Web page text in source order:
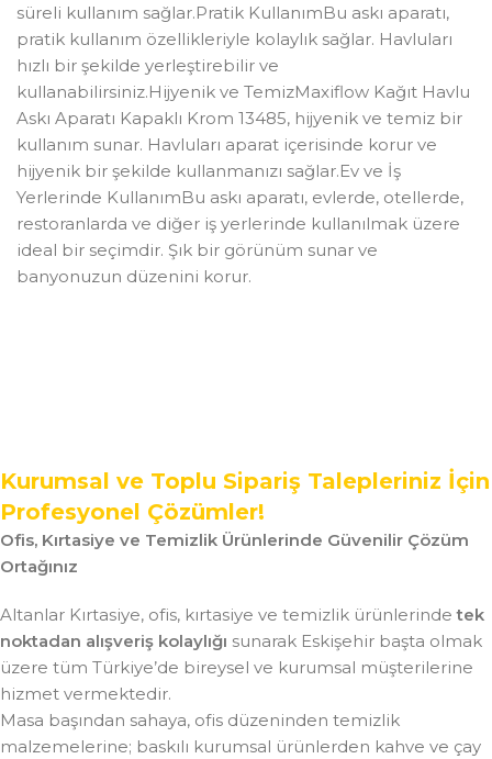
süreli kullanım sağlar.Pratik KullanımBu askı aparatı,
pratik kullanım özellikleriyle kolaylık sağlar. Havluları
hızlı bir şekilde yerleştirebilir ve
kullanabilirsiniz.Hijyenik ve TemizMaxiflow Kağıt Havlu
Askı Aparatı Kapaklı Krom 13485, hijyenik ve temiz bir
kullanım sunar. Havluları aparat içerisinde korur ve
hijyenik bir şekilde kullanmanızı sağlar.Ev ve İş
Yerlerinde KullanımBu askı aparatı, evlerde, otellerde,
restoranlarda ve diğer iş yerlerinde kullanılmak üzere
ideal bir seçimdir. Şık bir görünüm sunar ve
banyonuzun düzenini korur.
Kurumsal ve Toplu Sipariş Talepleriniz İçin
Profesyonel Çözümler!
Ofis, Kırtasiye ve Temizlik Ürünlerinde Güvenilir Çözüm
Ortağınız
Altanlar Kırtasiye, ofis, kırtasiye ve temizlik ürünlerindetek
noktadan alışveriş kolaylığı sunarak Eskişehir başta olmak
üzere tüm Türkiye’de bireysel ve kurumsal müşterilerine
hizmet vermektedir.
Masa başından sahaya, ofis düzeninden temizlik
malzemelerine; baskılı kurumsal ürünlerden kahve ve çay